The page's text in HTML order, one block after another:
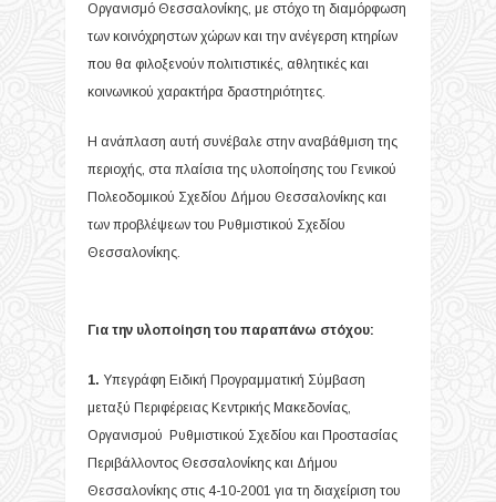
Οργανισμό Θεσσαλονίκης, με στόχο τη διαμόρφωση
των κοινόχρηστων χώρων και την ανέγερση κτηρίων
που θα φιλοξενούν πολιτιστικές, αθλητικές και
κοινωνικού χαρακτήρα δραστηριότητες.
Η ανάπλαση αυτή συνέβαλε στην αναβάθμιση της
περιοχής, στα πλαίσια της υλοποίησης του Γενικού
Πολεοδομικού Σχεδίου Δήμου Θεσσαλονίκης και
των προβλέψεων του Ρυθμιστικού Σχεδίου
Θεσσαλονίκης.
Για την υλοποίηση του παραπάνω στόχου:
1. Υπεγράφη Ειδική Προγραμματική Σύμβαση
μεταξύ Περιφέρειας Κεντρικής Μακεδονίας,
Οργανισμού Ρυθμιστικού Σχεδίου και Προστασίας
Περιβάλλοντος Θεσσαλονίκης και Δήμου
Θεσσαλονίκης στις 4-10-2001 για τη διαχείριση του